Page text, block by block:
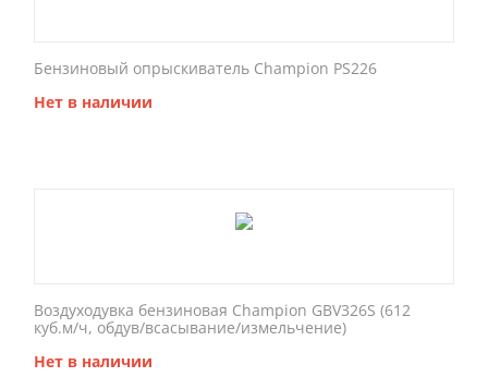
Бензиновый опрыскиватель Champion PS226
Нет в наличии
Воздуходувка бензиновая Champion GBV326S (612
куб.м/ч, обдув/всасывание/измельчение)
Нет в наличии